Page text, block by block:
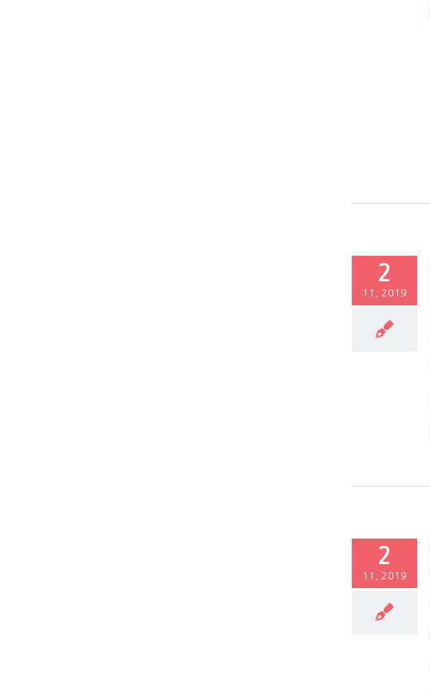
2
11, 2019
2
11, 2019